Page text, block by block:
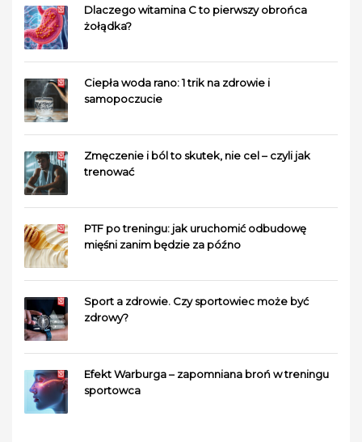
Dlaczego witamina C to pierwszy obrońca
żołądka?
Ciepła woda rano: 1 trik na zdrowie i
samopoczucie
Zmęczenie i ból to skutek, nie cel – czyli jak
trenować
PTF po treningu: jak uruchomić odbudowę
mięśni zanim będzie za późno
Sport a zdrowie. Czy sportowiec może być
zdrowy?
Efekt Warburga – zapomniana broń w treningu
sportowca